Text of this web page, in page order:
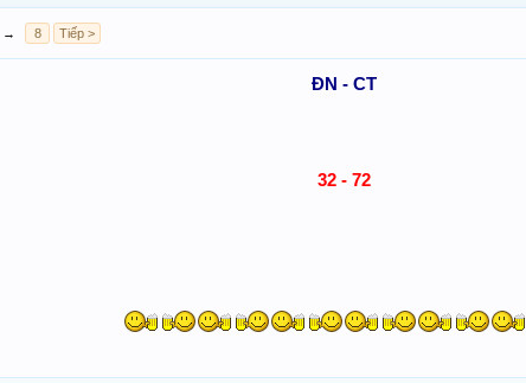
→ 8 Tiếp >
ĐN - CT
32 - 72